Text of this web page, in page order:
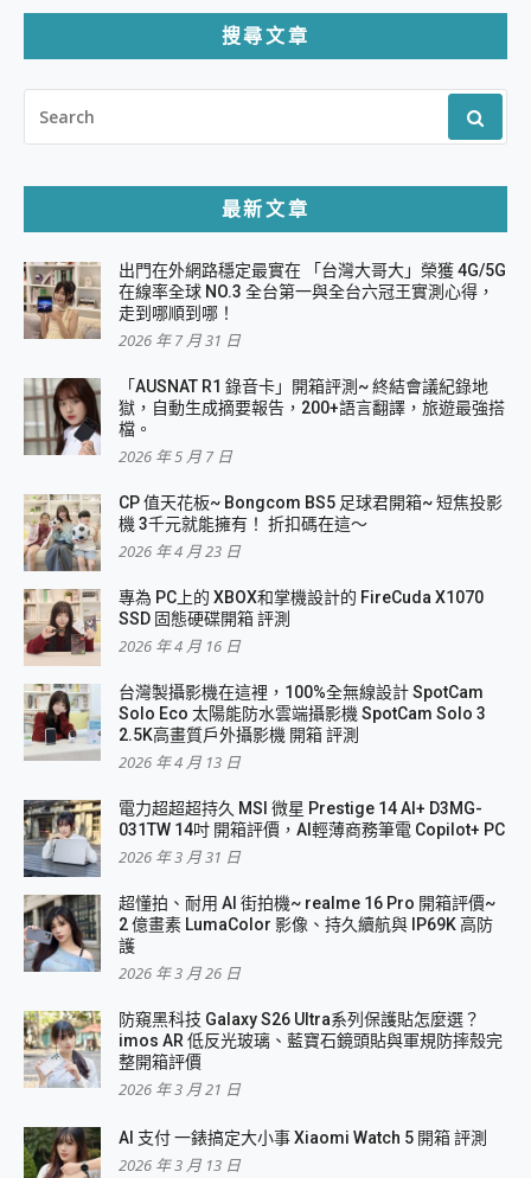
頁
搜尋文章
FOR:
最新文章
出門在外網路穩定最實在 「台灣大哥大」榮獲 4G/5G
在線率全球 NO.3 全台第一與全台六冠王實測心得，
走到哪順到哪！
2026 年 7 月 31 日
「AUSNAT R1 錄音卡」開箱評測~ 終結會議紀錄地
獄，自動生成摘要報告，200+語言翻譯，旅遊最強搭
檔。
2026 年 5 月 7 日
CP 值天花板~ Bongcom BS5 足球君開箱~ 短焦投影
機 3千元就能擁有！ 折扣碼在這～
2026 年 4 月 23 日
專為 PC上的 XBOX和掌機設計的 FireCuda X1070
SSD 固態硬碟開箱 評測
2026 年 4 月 16 日
台灣製攝影機在這裡，100%全無線設計 SpotCam
Solo Eco 太陽能防水雲端攝影機 SpotCam Solo 3
2.5K高畫質戶外攝影機 開箱 評測
2026 年 4 月 13 日
電力超超超持久 MSI 微星 Prestige 14 AI+ D3MG-
031TW 14吋 開箱評價，AI輕薄商務筆電 Copilot+ PC
2026 年 3 月 31 日
超懂拍、耐用 AI 街拍機~ realme 16 Pro 開箱評價~
2 億畫素 LumaColor 影像、持久續航與 IP69K 高防
護
2026 年 3 月 26 日
防窺黑科技 Galaxy S26 Ultra系列保護貼怎麼選？
imos AR 低反光玻璃、藍寶石鏡頭貼與軍規防摔殼完
整開箱評價
2026 年 3 月 21 日
AI 支付 一錶搞定大小事 Xiaomi Watch 5 開箱 評測
2026 年 3 月 13 日